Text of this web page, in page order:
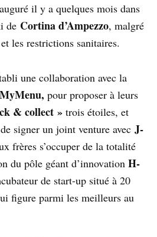
il y a quelques mois dans
de Cortina d’Ampezzo, malgré
les restrictions sanitaires.
une collaboration avec la
MyMenu, pour proposer à leurs
& collect » trois étoiles, et
signer un joint venture avec J-
frères s’occuper de la totalité
du pôle géant d’innovation H-
de start-up situé à 20
figure parmi les meilleurs au